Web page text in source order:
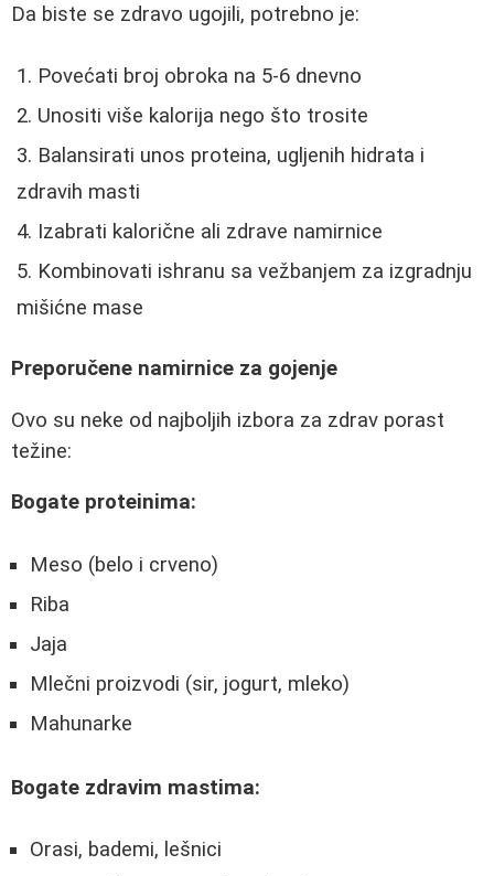
Da biste se zdravo ugojili, potrebno je:
Povećati broj obroka na 5-6 dnevno
Unositi više kalorija nego što trosite
Balansirati unos proteina, ugljenih hidrata i
zdravih masti
Izabrati kalorične ali zdrave namirnice
Kombinovati ishranu sa vežbanjem za izgradnju
mišićne mase
Preporučene namirnice za gojenje
Ovo su neke od najboljih izbora za zdrav porast
težine:
Bogate proteinima:
Meso (belo i crveno)
Riba
Jaja
Mlečni proizvodi (sir, jogurt, mleko)
Mahunarke
Bogate zdravim mastima:
Orasi, bademi, lešnici